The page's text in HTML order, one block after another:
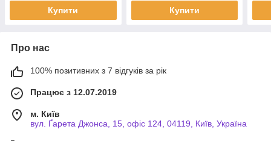
Купити Купити
Про нас
100% позитивних з 7 відгуків за рік
Працює з 12.07.2019
м. Київ
вул. Ґарета Джонса, 15, офіс 124, 04119, Київ, Україна